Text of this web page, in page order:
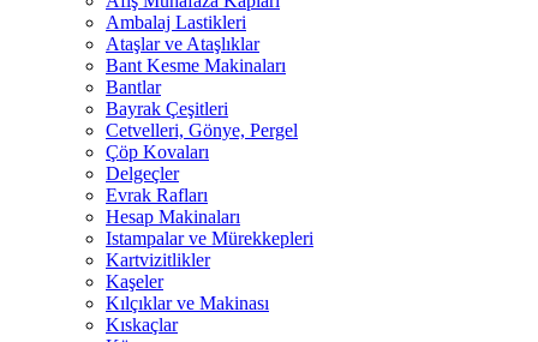
Ambalaj Lastikleri
Ataşlar ve Ataşlıklar
Bant Kesme Makinaları
Bantlar
Bayrak Çeşitleri
Cetvelleri, Gönye, Pergel
Çöp Kovaları
Delgeçler
Evrak Rafları
Hesap Makinaları
Istampalar ve Mürekkepleri
Kartvizitlikler
Kaşeler
Kılçıklar ve Makinası
Kıskaçlar